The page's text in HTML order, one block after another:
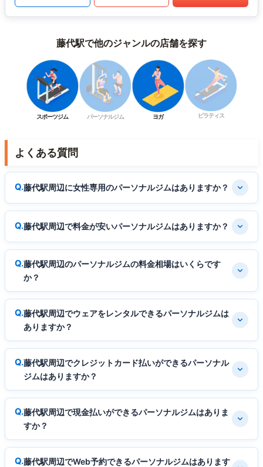
藤代駅で他のジャンルの店舗を探す
スポーツジム パーソナルジム ヨガ ピラティス
よくある質問
藤代駅周辺に女性専用のパーソナルジムはありますか？
藤代駅周辺で料金が安いパーソナルジムはありますか？
藤代駅周辺のパーソナルジムの料金相場はいくらです
か？
藤代駅周辺でウェアをレンタルできるパーソナルジムは
ありますか？
藤代駅周辺でクレジットカード払いができるパーソナル
ジムはありますか？
藤代駅周辺で現金払いができるパーソナルジムはありま
すか？
藤代駅周辺でWeb予約できるパーソナルジムはあります